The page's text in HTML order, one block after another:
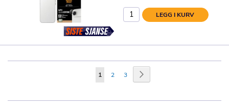
LEGG I KURV
Side
You're
1 Side
2 Side
3